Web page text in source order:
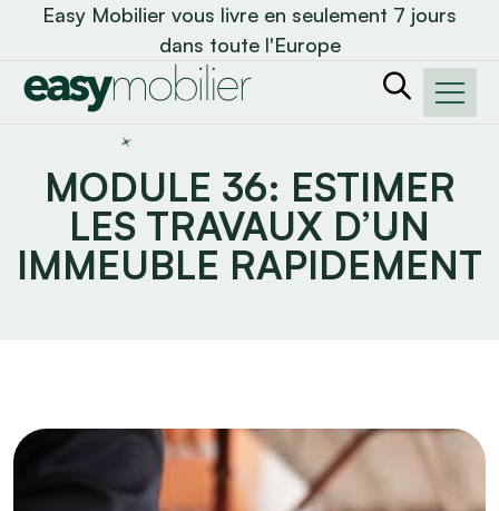
Easy Mobilier vous livre en seulement 7 jours
dans toute l'Europe
MODULE 36: ESTIMER
LES TRAVAUX D’UN
IMMEUBLE RAPIDEMENT